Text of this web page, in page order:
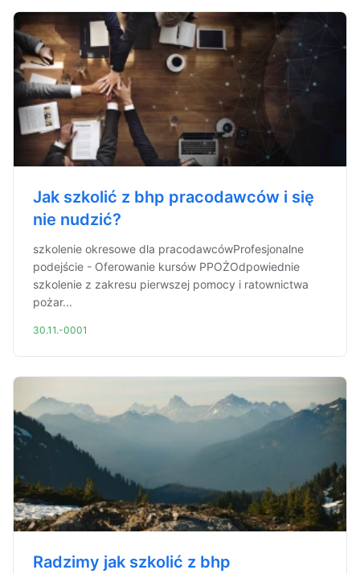
Jak szkolić z bhp pracodawców i się
nie nudzić?
szkolenie okresowe dla pracodawcówProfesjonalne
podejście - Oferowanie kursów PPOŻOdpowiednie
szkolenie z zakresu pierwszej pomocy i ratownictwa
pożar...
30.11.-0001
Radzimy jak szkolić z bhp